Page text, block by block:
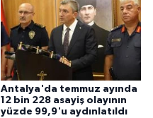
Antalya'da temmuz ayında
12 bin 228 asayiş olayının
yüzde 99,9'u aydınlatıldı